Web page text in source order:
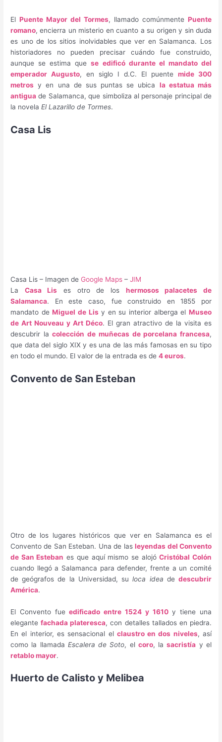
ElPuente Mayor del Tormes, llamado comúnmente Puente
romano, encierra un misterio en cuanto a su origen y sin duda
es uno de los sitios inolvidables que ver en Salamanca. Los
historiadores no pueden precisar cuándo fue construido,
aunque se estima quese edificó durante el mandato del
emperador Augusto, en siglo I d.C. El puente mide 300
metros y en una de sus puntas se ubica la estatua más
antigua de Salamanca, que simboliza al personaje principal de
la novelaEl Lazarillo de Tormes.
Casa Lis
Casa Lis – Imagen de Google Maps –JIM
La Casa Lis es otro de los hermosos palacetes de
Salamanca. En este caso, fue construido en 1855 por
mandato deMiguel de Lisy en su interior alberga el Museo
de Art Nouveau y Art Déco. El gran atractivo de la visita es
descubrir lacolección de muñecas de porcelana francesa,
que data del siglo XIX y es una de las más famosas en su tipo
en todo el mundo. El valor de la entrada es de4 euros.
Convento de San Esteban
Otro de los lugares históricos que ver en Salamanca es el
Convento de San Esteban. Una de lasleyendas del Convento
de San Esteban es que aquí mismo se alojóCristóbal Colón
cuando llegó a Salamanca para defender, frente a un comité
de geógrafos de la Universidad, suloca idea de descubrir
América.
El Convento fueedificado entre 1524 y 1610y tiene una
elegantefachada plateresca, con detalles tallados en piedra.
En el interior, es sensacional el claustro en dos niveles, así
como la llamada Escalera de Soto, el coro, lasacristía y el
retablo mayor.
Huerto de Calisto y Melibea